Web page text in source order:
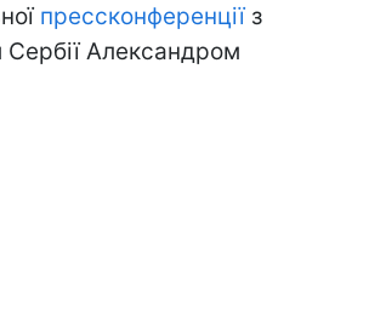
прессконференціїз
Сербії Александром